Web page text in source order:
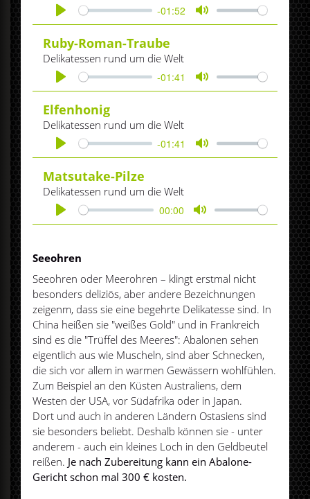
Play
-01:52
Mute
Ruby-Roman-Traube
Delikatessen rund um die Welt
Play
-01:41
Mute
Elfenhonig
Delikatessen rund um die Welt
Play
-01:41
Mute
Matsutake-Pilze
Delikatessen rund um die Welt
Play
00:00
Mute
Seeohren
Seeohren oder Meerohren – klingt erstmal nicht
besonders deliziös, aber andere Bezeichnungen
zeigenm, dass sie eine begehrte Delikatesse sind. In
China heißen sie "weißes Gold" und in Frankreich
sind es die "Trüffel des Meeres": Abalonen sehen
eigentlich aus wie Muscheln, sind aber Schnecken,
die sich vor allem in warmen Gewässern wohlfühlen.
Zum Beispiel an den Küsten Australiens, dem
Westen der USA, vor Südafrika oder in Japan.
Dort und auch in anderen Ländern Ostasiens sind
sie besonders beliebt. Deshalb können sie - unter
anderem - auch ein kleines Loch in den Geldbeutel
reißen. Je nach Zubereitung kann ein Abalone-
Gericht schon mal 300 € kosten.